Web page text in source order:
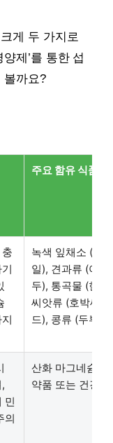
게 두 가지로
제’를 통한 섭
볼까요?
주요 함유 식품
녹색 잎채소 (시
일), 견과류 (아몬
두), 통곡물 (현미
씨앗류 (호박씨,
드), 콩류 (두부,
민
의
산화 마그네슘 보
약품 또는 건강